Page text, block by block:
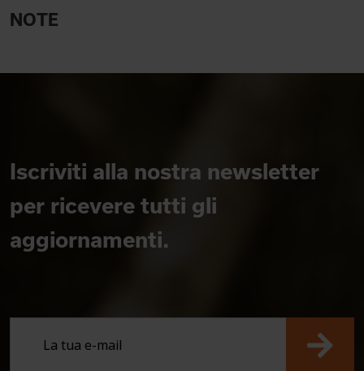
NOTE
Iscriviti alla nostra newsletter
per ricevere tutti gli
aggiornamenti.